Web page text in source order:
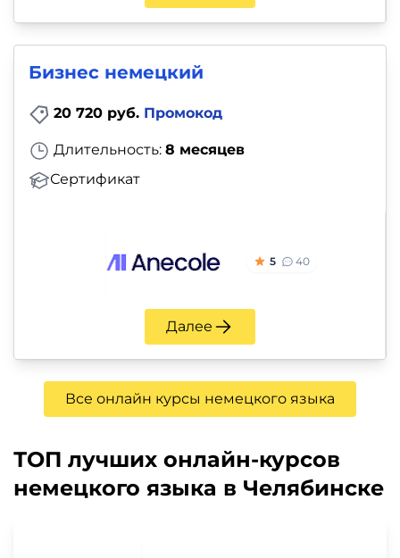
Бизнес немецкий
20 720 руб. Промокод
Длительность: 8 месяцев
Сертификат
5 40
Далее
Все онлайн курсы немецкого языка
ТОП лучших онлайн-курсов
немецкого языка в Челябинске